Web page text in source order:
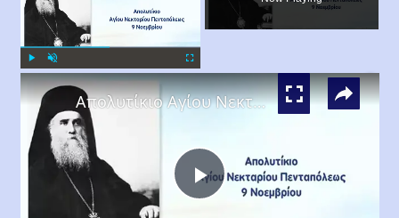
×
Play
Απολυτίκιο Αγίου Νεκταρίου Επισκόπου Πενταπόλεως